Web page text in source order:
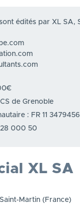
édités par XL SA,
de Grenoble
: FR 11
000 50
XL SA
Martin (France)